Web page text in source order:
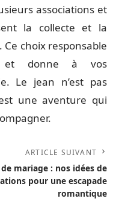
associations et
la collecte et la
choix responsable
et donne à vos
Le jean n’est pas
une aventure qui
ARTICLE SUIVANT
mariage : nos idées de
pour une escapade
romantique